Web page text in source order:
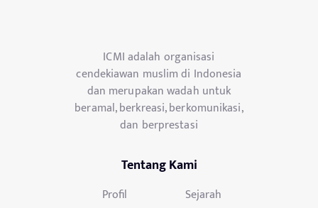
ICMI adalah organisasi
cendekiawan muslim di Indonesia
dan merupakan wadah untuk
beramal, berkreasi, berkomunikasi,
dan berprestasi
Tentang Kami
Profil
Sejarah